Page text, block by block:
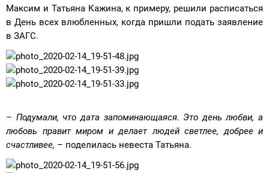
Максим и Татьяна Кажина, к примеру, решили расписаться
в День всех влюбленных, когда пришли подать заявление
в ЗАГС.
– Подумали, что дата запоминающаяся. Это день любви, а
любовь правит миром и делает людей светлее, добрее и
счастливее, – поделилась невеста Татьяна.